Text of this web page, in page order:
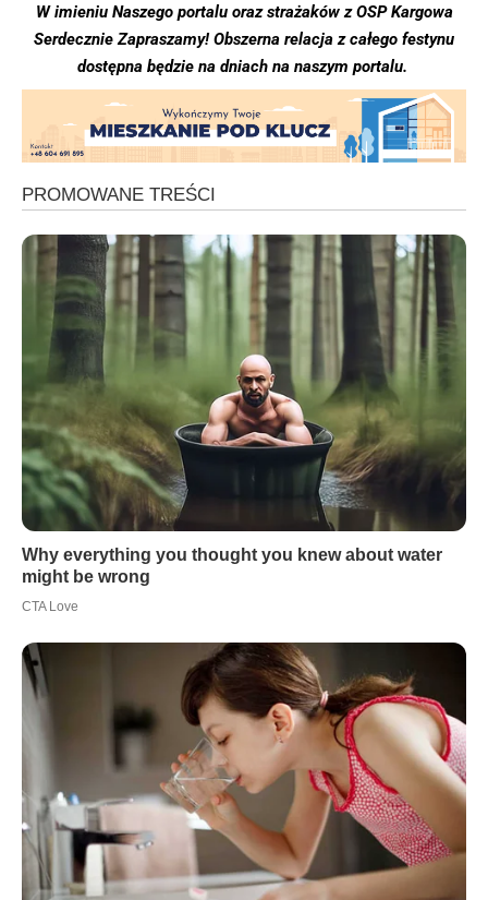
W imieniu Naszego portalu oraz strażaków z OSP Kargowa
Serdecznie Zapraszamy! Obszerna relacja z całego festynu
dostępna będzie na dniach na naszym portalu.